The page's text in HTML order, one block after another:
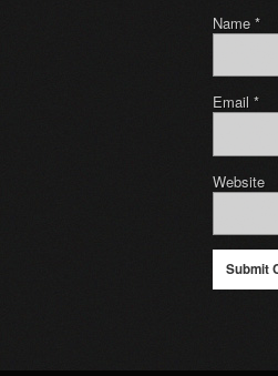
Name *
Email *
Website